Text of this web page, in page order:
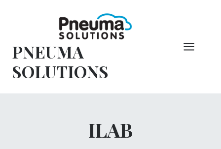
PNEUMA
SOLUTIONS
ILAB